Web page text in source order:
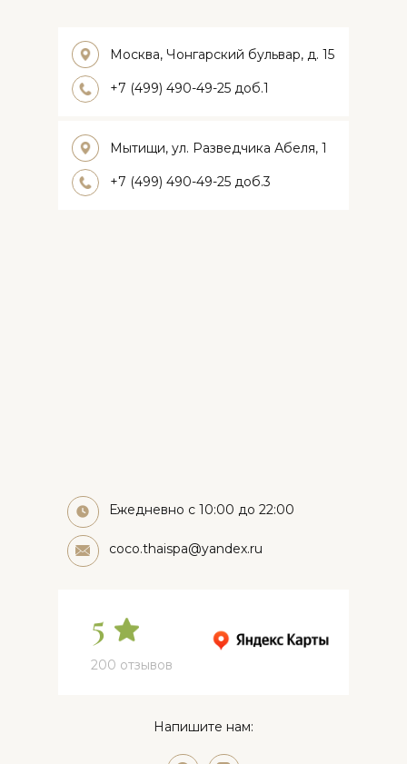
Москва, Чонгарский бульвар, д. 15
+7 (499) 490-49-25 доб.1
Ежедневно с 10:00 до 22:00
Напишите нам:
200 отзывов
5
coco.thaispa@yandex.ru
Мытищи, ул. Разведчика Абеля, 1
+7 (499) 490-49-25 доб.3